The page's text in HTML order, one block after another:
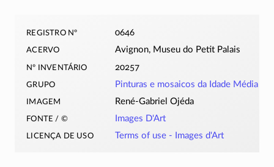
registro nº 0646
acervo Avignon, Museu do Petit Palais
nº inventário 20257
grupo Pinturas e mosaicos da Idade Média
imagem René-Gabriel Ojéda
fonte / © Images D'Art
licença de uso Terms of use - Images d'Art